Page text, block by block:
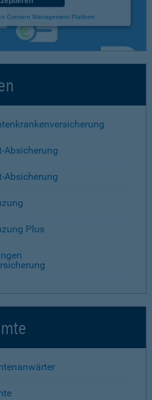
Consent Management Platform
Absicherung
Absicherung
Plus